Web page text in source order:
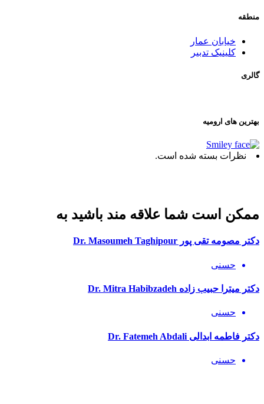
منطقه
خیابان عمار
کلینیک تدبیر
گالری
بهترین های ارومیه
نظرات بسته شده است.
ممکن است شما علاقه مند باشید به
دکتر مصومه تقی پور Dr. Masoumeh Taghipour
حسنی
دکتر میترا حبیب زاده Dr. Mitra Habibzadeh
حسنی
دکتر فاطمه ابدالی Dr. Fatemeh Abdali
حسنی